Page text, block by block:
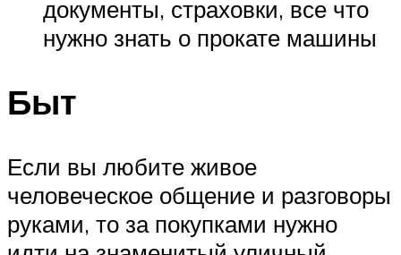
документы, страховки, все что
нужно знать о прокате машины
Быт
Если вы любите живое
человеческое общение и разговоры
руками, то за покупками нужно